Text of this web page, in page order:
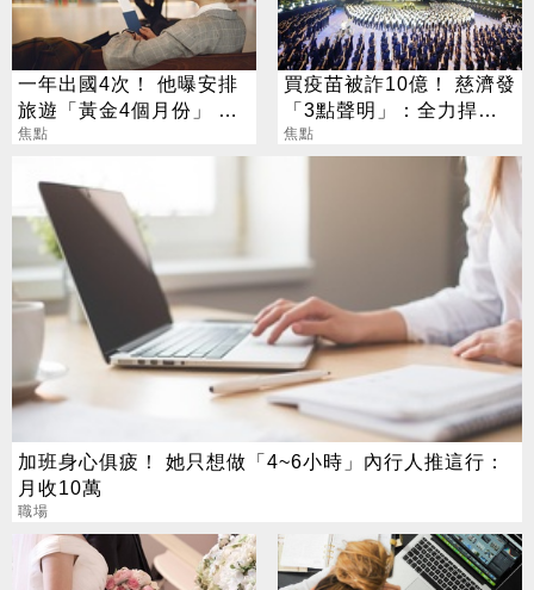
一年出國4次！ 他曝安排
旅遊「黃金4個月份」 卡
對整年活在期待中
焦點
買疫苗被詐10億！ 慈濟發
「3點聲明」：全力捍衛
捐款人權益
焦點
加班身心俱疲！ 她只想做「4~6小時」內行人推這行：
月收10萬
職場